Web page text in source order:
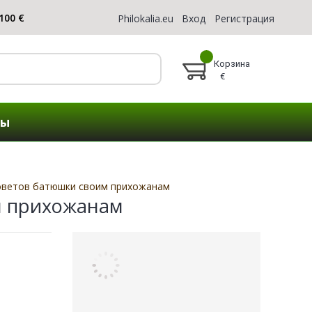
Philokalia.eu Вход Регистрация
Корзина
€
батюшки своим прихожанам
прихожанам